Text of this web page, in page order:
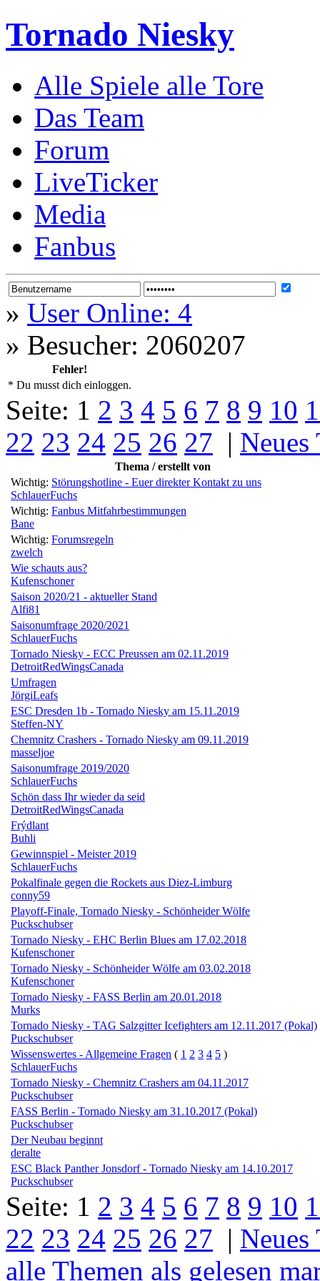
Tornado Niesky
Alle Spiele alle Tore
Das Team
Forum
LiveTicker
Media
Fanbus
» User Online: 4
» Besucher: 2060207
Fehler!
* Du musst dich einloggen.
Seite: 1 2 3 4 5 6 7 8 9 10
22 23 24 25 26 27 | Neues
Thema / erstellt von
Wichtig: Störungshotline - Euer direkter Kontakt zu uns
SchlauerFuchs
Wichtig: Fanbus Mitfahrbestimmungen
Bane
Wichtig: Forumsregeln
zwelch
Wie schauts aus?
Kufenschoner
Saison 2020/21 - aktueller Stand
Alfi81
Saisonumfrage 2020/2021
SchlauerFuchs
Tornado Niesky - ECC Preussen am 02.11.2019
DetroitRedWingsCanada
Umfragen
JörgiLeafs
ESC Dresden 1b - Tornado Niesky am 15.11.2019
Steffen-NY
Chemnitz Crashers - Tornado Niesky am 09.11.2019
masseljoe
Saisonumfrage 2019/2020
SchlauerFuchs
Schön dass Ihr wieder da seid
DetroitRedWingsCanada
Frýdlant
Buhli
Gewinnspiel - Meister 2019
SchlauerFuchs
Pokalfinale gegen die Rockets aus Diez-Limburg
conny59
Playoff-Finale, Tornado Niesky - Schönheider Wölfe
Puckschubser
Tornado Niesky - EHC Berlin Blues am 17.02.2018
Kufenschoner
Tornado Niesky - Schönheider Wölfe am 03.02.2018
Kufenschoner
Tornado Niesky - FASS Berlin am 20.01.2018
Murks
Tornado Niesky - TAG Salzgitter Icefighters am 12.11.2017 (Pokal)
Puckschubser
Wissenswertes - Allgemeine Fragen ( 1 2 3 4 5 )
SchlauerFuchs
Tornado Niesky - Chemnitz Crashers am 04.11.2017
Puckschubser
FASS Berlin - Tornado Niesky am 31.10.2017 (Pokal)
Puckschubser
Der Neubau beginnt
deralte
ESC Black Panther Jonsdorf - Tornado Niesky am 14.10.2017
Puckschubser
Seite: 1 2 3 4 5 6 7 8 9 10
22 23 24 25 26 27 | Neues
alle Themen als gelesen